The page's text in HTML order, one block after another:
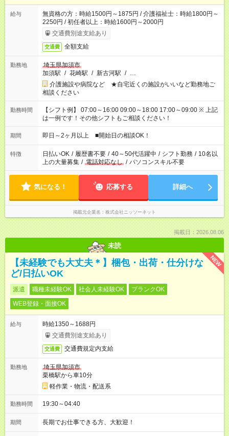
給与
無資格の方：時給1500円～1875円 / 介護福祉士：時給1800円～
2250円 / 初任者以上：時給1600円～2000円
交通費別途支給あり
交通費 全額支給
勤務地
埼玉県加須市
加須駅 / 花崎駅 / 新古河駅 / …
介護施設や病院など ★自宅近くの施設がいいなど勤務地ご
相談ください
勤務時間
【シフト例】 07:00～16:00 09:00～18:00 17:00～09:00 ※ 上記
は一例です！その他シフトもご相談ください！
期間 即日～2ヶ月以上 ■開始日の相談OK！
特徴 日払いOK / 履歴書不要 / 40～50代活躍中 / シフト勤務 / 10名以
上の大量募集 / 電話対応なし / パソコンスキル不要
気になる！ 応募する 詳細へ
掲載元企業名 株式会社ニッソーネット
掲載日：2026.08.06
未読
NEW
【未経験でも大丈夫＊】梱包・出荷・仕分けな
ど/日払いOK
派遣 職種未経験OK 社会人未経験OK
ブランクOK
WEB登録・面接OK
給与
時給1350～1688円
交通費別途支給あり
交通費 交通費規定内支給
勤務地
埼玉県加須市
栗橋駅から車10分
軽作業・物流・配送系
勤務時間 19:30～04:40
期間 長期でお仕事できる方、大歓迎！